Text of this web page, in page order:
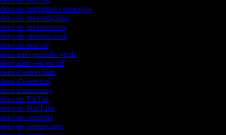
de preguntes i respostes
de presentacions
de pressupostos
de pronunciació
de reacció
amb pantalla verda
amb veu en off
d'entrevistes
d'exercicis
d'unboxing
de TikTok
de YouTube
de comèdia
de contacontes